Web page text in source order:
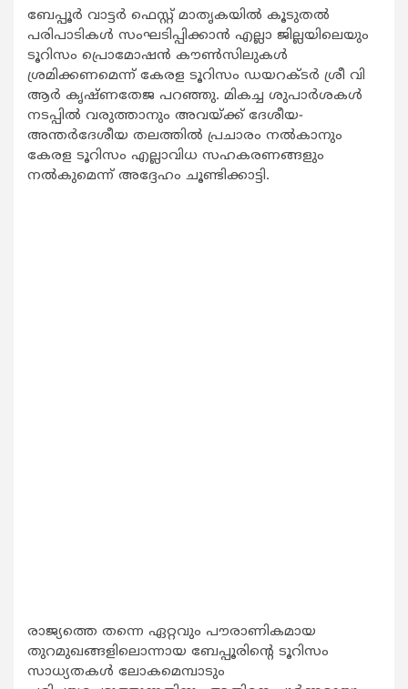
ബേപ്പൂര്‍ വാട്ടര്‍ ഫെസ്റ്റ് മാതൃകയില്‍ കൂടുതല്‍
പരിപാടികള്‍ സംഘടിപ്പിക്കാന്‍ എല്ലാ ജില്ലയിലെയും
ടൂറിസം പ്രൊമോഷന്‍ കൗണ്‍സിലുകള്‍
ശ്രമിക്കണമെന്ന് കേരള ടൂറിസം ഡയറക്ടര്‍ ശ്രീ വി
ആര്‍ കൃഷ്ണതേജ പറഞ്ഞു. മികച്ച ശുപാര്‍ശകള്‍
നടപ്പില്‍ വരുത്താനും അവയ്ക്ക് ദേശീയ-
അന്തര്‍ദേശീയ തലത്തില്‍ പ്രചാരം നല്‍കാനും
കേരള ടൂറിസം എല്ലാവിധ സഹകരണങ്ങളും
നല്‍കുമെന്ന് അദ്ദേഹം ചൂണ്ടിക്കാട്ടി.
രാജ്യത്തെ തന്നെ ഏറ്റവും പൗരാണികമായ
തുറമുഖങ്ങളിലൊന്നായ ബേപ്പൂരിന്‍റെ ടൂറിസം
സാധ്യതകള്‍ ലോകമെമ്പാടും